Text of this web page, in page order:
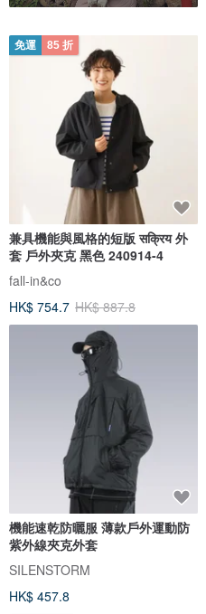
免運 85 折
兼具機能與風格的短版 सक्रिय 外
套 戶外夾克 黑色 240914-4
fall-in&co
HK$ 754.7 HK$ 887.8
機能速乾防曬服 薄款戶外運動防
紫外線夾克外套
SILENSTORM
HK$ 457.8